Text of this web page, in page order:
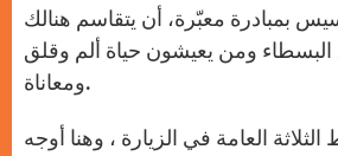
بمبادرة معبّرة، أن يتقاسم هنالك
ومن يعيشون حياة ألم وقلق
ومعاناة.
العامة في الزيارة ، وهنا أوجه